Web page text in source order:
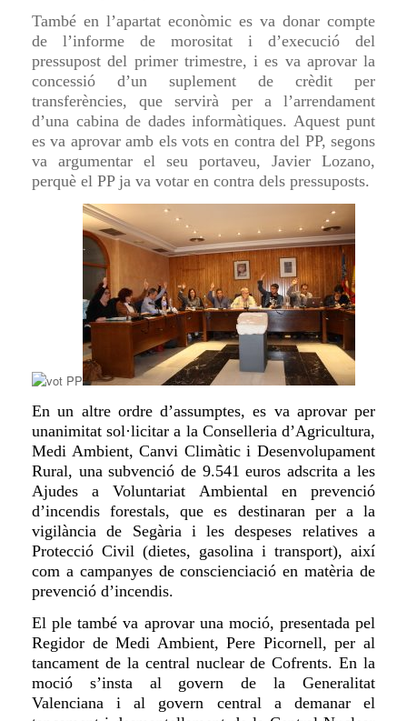
També en l’apartat econòmic es va donar compte
de l’informe de morositat i d’execució del
pressupost del primer trimestre, i es va aprovar la
concessió d’un suplement de crèdit per
transferències, que servirà per a l’arrendament
d’una cabina de dades informàtiques. Aquest punt
es va aprovar amb els vots en contra del PP, segons
va argumentar el seu portaveu, Javier Lozano,
perquè el PP ja va votar en contra dels pressuposts.
En un altre ordre d’assumptes, es va aprovar per
unanimitat sol·licitar a la Conselleria d’Agricultura,
Medi Ambient, Canvi Climàtic i Desenvolupament
Rural, una subvenció de 9.541 euros adscrita a les
Ajudes a Voluntariat Ambiental en prevenció
d’incendis forestals,que es destinaran per a la
vigilància de Segària iles despeses relativesa
Protecció Civil (dietes, gasolina i transport), així
com a campanyesde conscienciacióen matèria de
prevenció d’incendis.
El ple també va aprovaruna moció, presentada pel
Regidor deMedi Ambient, Pere Picornell, per al
tancament de la central nuclear de Cofrents. En la
moció s’insta al govern de la Generalitat
Valenciana i al govern central a demanar el